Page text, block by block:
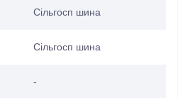
Сільгосп шина
Сільгосп шина
-